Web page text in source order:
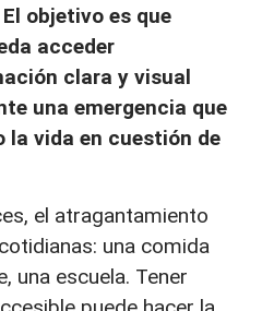
objetivo es que
acceder
clara y visual
una emergencia que
la vida en cuestión de
el atragantamiento
una comida
una escuela. Tener